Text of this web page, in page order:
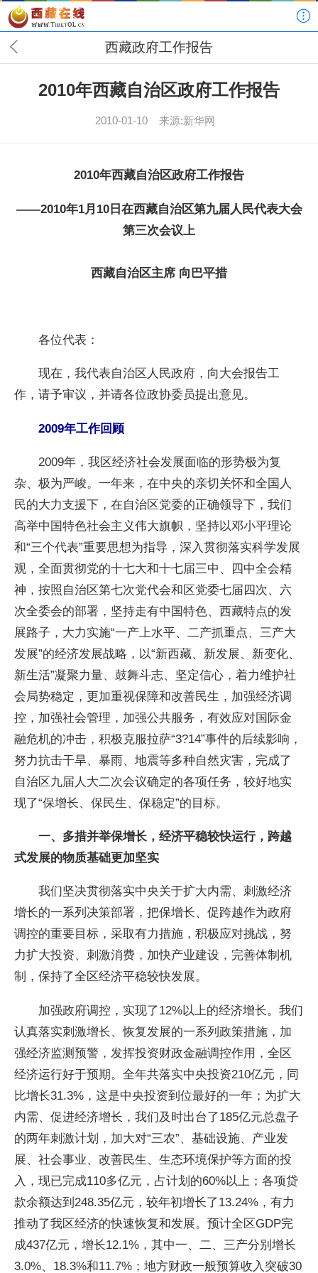
西藏政府工作报告
2010年西藏自治区政府工作报告
2010-01-10 来源:新华网
2010年西藏自治区政府工作报告
——2010年1月10日在西藏自治区第九届人民代表大会
第三次会议上
西藏自治区主席 向巴平措
各位代表：
现在，我代表自治区人民政府，向大会报告工
作，请予审议，并请各位政协委员提出意见。
2009年工作回顾
2009年，我区经济社会发展面临的形势极为复
杂、极为严峻。一年来，在中央的亲切关怀和全国人
民的大力支援下，在自治区党委的正确领导下，我们
高举中国特色社会主义伟大旗帜，坚持以邓小平理论
和“三个代表”重要思想为指导，深入贯彻落实科学发展
观，全面贯彻党的十七大和十七届三中、四中全会精
神，按照自治区第七次党代会和区党委七届四次、六
次全委会的部署，坚持走有中国特色、西藏特点的发
展路子，大力实施“一产上水平、二产抓重点、三产大
发展”的经济发展战略，以“新西藏、新发展、新变化、
新生活”凝聚力量、鼓舞斗志、坚定信心，着力维护社
会局势稳定，更加重视保障和改善民生，加强经济调
控，加强社会管理，加强公共服务，有效应对国际金
融危机的冲击，积极克服拉萨“3?14”事件的后续影响，
努力抗击干旱、暴雨、地震等多种自然灾害，完成了
自治区九届人大二次会议确定的各项任务，较好地实
现了“保增长、保民生、保稳定”的目标。
一、多措并举保增长，经济平稳较快运行，跨越
式发展的物质基础更加坚实
我们坚决贯彻落实中央关于扩大内需、刺激经济
增长的一系列决策部署，把保增长、促跨越作为政府
调控的重要目标，采取有力措施，积极应对挑战，努
力扩大投资、刺激消费，加快产业建设，完善体制机
制，保持了全区经济平稳较快发展。
加强政府调控，实现了12%以上的经济增长。我们
认真落实刺激增长、恢复发展的一系列政策措施，加
强经济监测预警，发挥投资财政金融调控作用，全区
经济运行好于预期。全年共落实中央投资210亿元，同
比增长31.3%，这是中央投资到位最好的一年；为扩大
内需、促进经济增长，我们及时出台了185亿元总盘子
的两年刺激计划，加大对“三农”、基础设施、产业发
展、社会事业、改善民生、生态环境保护等方面的投
入，现已完成110多亿元，占计划的60%以上；各项贷
款余额达到248.35亿元，较年初增长了13.24%，有力
推动了我区经济的快速恢复和发展。预计全区GDP完
成437亿元，增长12.1%，其中一、二、三产分别增长
3.0%、18.3%和11.7%；地方财政一般预算收入突破30